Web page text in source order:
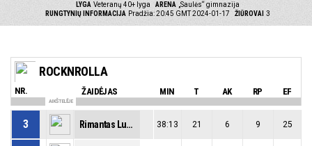
LYGA Veteranų 40+ lyga ARENA
„Saulės“ gimnazija
RUNGTYNIŲ INFORMACIJA Pradžia: 20:45 GMT 2024-01-17 ŽIŪROVAI 3
ROCKNROLLA
NR. ŽAIDĖJAS MIN T AK RP EF
AIKŠTELĖJE
3 Rimantas Lukoševičius 38:13 21 6 9 25